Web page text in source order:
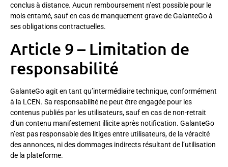
conclus à distance. Aucun remboursement n’est possible pour le
mois entamé, sauf en cas de manquement grave de GalanteGo à
ses obligations contractuelles.
Article 9 – Limitation de
responsabilité
GalanteGo agit en tant qu’intermédiaire technique, conformément
à la LCEN. Sa responsabilité ne peut être engagée pour les
contenus publiés par les utilisateurs, sauf en cas de non-retrait
d’un contenu manifestement illicite après notification. GalanteGo
n’est pas responsable des litiges entre utilisateurs, de la véracité
des annonces, ni des dommages indirects résultant de l’utilisation
de la plateforme.